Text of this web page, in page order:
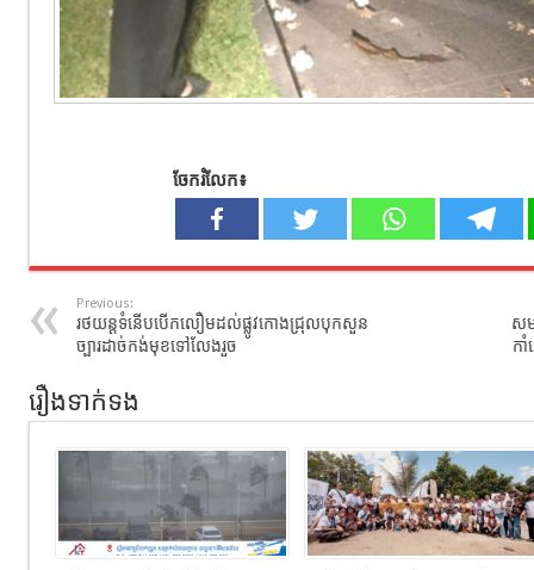
ចែករំលែក៖
Previous:
រថយន្តទំនើបបើកលឿមដល់ផ្លូវកោងជ្រុលបុកសួន
ច្បារដាច់កង់មុខទៅលែងរួច
សម
កាំ
រឿងទាក់ទង